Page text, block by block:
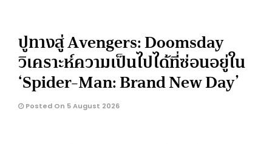
ปูทางสู่ Avengers: Doomsday
วิเคราะห์ความเป็นไปได้ที่ซ่อนอยู่ใน
‘Spider-Man: Brand New Day’
Posted On 5 August 2026